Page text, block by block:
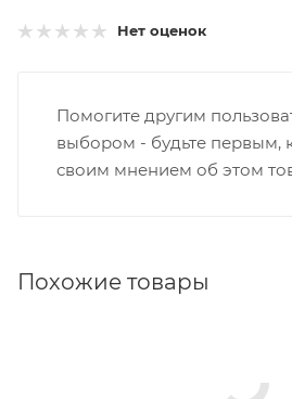
Нет оценок
Помогите другим
выбором - будьте первым,
своим мнением об этом
Похожие товары